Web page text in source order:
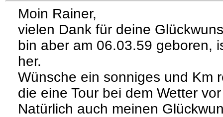
Moin Rainer,
vielen Dank für deine
bin aber am 06.03.59 geboren,
her.
Wünsche ein sonniges und Km
die eine Tour bei dem Wetter
Natürlich auch meinen